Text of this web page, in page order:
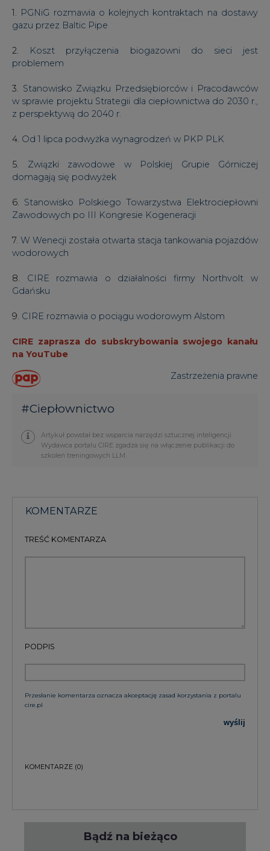
1. PGNiG rozmawia o kolejnych kontraktach na dostawy
gazu przez Baltic Pipe
2.
Koszt przyłączenia biogazowni do sieci jest
problemem
3. Stanowisko Związku Przedsiębiorców i Pracodawców
w sprawie projektu Strategii dla ciepłownictwa do 2030 r.,
z perspektywą do 2040 r.
4. Od 1 lipca podwyżka wynagrodzeń w PKP PLK
5. Związki zawodowe w Polskiej Grupie Górniczej
domagają się podwyżek
6. Stanowisko Polskiego Towarzystwa Elektrociepłowni
Zawodowych po III Kongresie Kogeneracji
7. W Wenecji została otwarta stacja tankowania pojazdów
wodorowych
8. CIRE rozmawia o działalności firmy Northvolt w
Gdańsku
9. CIRE rozmawia o pociągu wodorowym Alstom
CIRE zaprasza do subskrybowania swojego kanału
na YouTube
Zastrzeżenia prawne
#Ciepłownictwo
Artykuł powstał bez wsparcia narzędzi sztucznej inteligencji.
Wydawca portalu CIRE zgadza się na włączenie publikacji do
szkoleń treningowych LLM.
KOMENTARZE
TREŚĆ KOMENTARZA
PODPIS
Przesłanie komentarza oznacza akceptację zasad korzystania z portalu
cire.pl
wyślij
KOMENTARZE (0)
Bądź na bieżąco